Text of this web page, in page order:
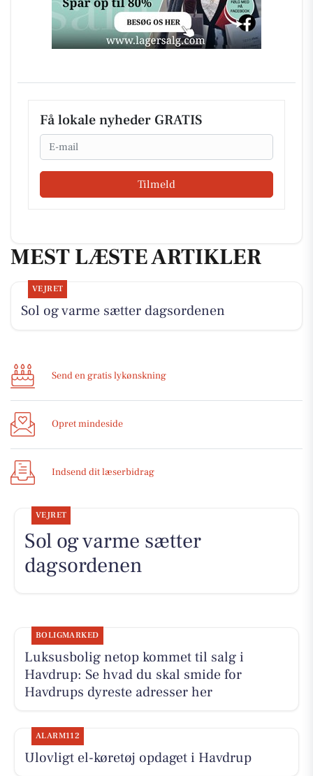
Få lokale nyheder GRATIS
Email
Tilmeld
MEST LÆSTE ARTIKLER
VEJRET
Sol og varme sætter dagsordenen
Send en gratis lykønskning
Opret mindeside
Indsend dit læserbidrag
VEJRET
Sol og varme sætter
dagsordenen
BOLIGMARKED
Luksusbolig netop kommet til salg i
Havdrup: Se hvad du skal smide for
Havdrups dyreste adresser her
ALARM112
Ulovligt el-køretøj opdaget i Havdrup